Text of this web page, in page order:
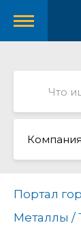
Портал
Металлы /